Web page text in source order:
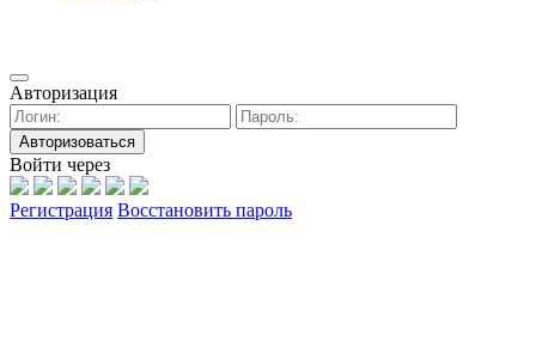
Авторизация
Авторизоваться
Войти через
Регистрация Восстановить пароль